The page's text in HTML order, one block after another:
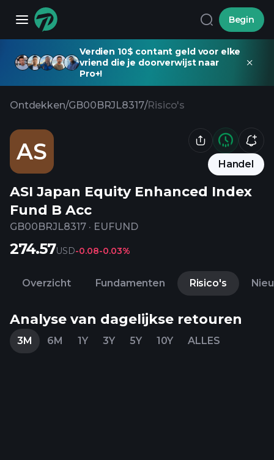
Begin
Verdien 10$ contant geld voor elke
vriend die je doorverwijst naar
Pro+!
Ontdekken/GB00BRJL8317/Risico's
AS Handel
ASI Japan Equity Enhanced Index
Fund B Acc
GB00BRJL8317 · EUFUND
274.57USD-0.08-0.03%
Overzicht Fundamenten Risico's
Analyse van dagelijkse retouren
3M 6M 1Y 3Y 5Y 10Y ALLES